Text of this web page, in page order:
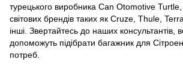
турецького виробника Can Otomotive Turtle,
світових брендів таких як Cruze, Thule,
інші. Звертайтесь до наших консультантів,
допоможуть підібрати багажник для
потреб.